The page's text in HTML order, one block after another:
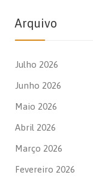
Arquivo
Julho 2026
Junho 2026
Maio 2026
Abril 2026
Março 2026
Fevereiro 2026